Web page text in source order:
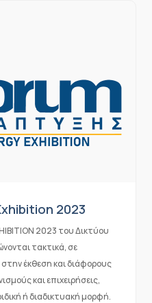
2023
2023 του Δικτύου
τακτικά, σε
έκθεση και διάφορους
και επιχειρήσεις,
ή διαδικτυακή μορφή.